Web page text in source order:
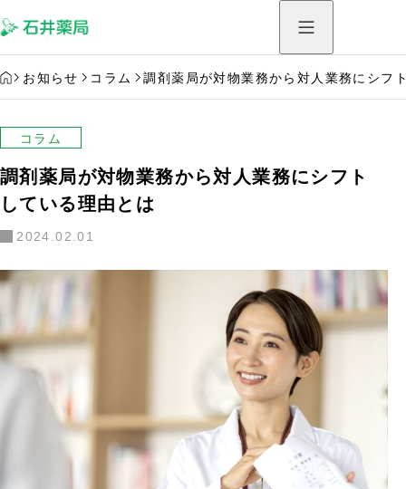
HOME
お知らせ コラム 調剤薬局が対物業務から対人業務にシフ
コラム
調剤薬局が対物業務から対人業務にシフト
している理由とは
2024.02.01